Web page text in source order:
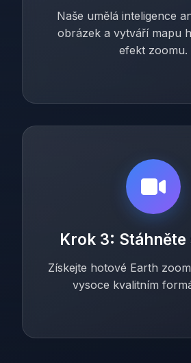
Naše umělá inteligence
obrázek a vytváří mapu
efekt zoomu.
Krok 3: Stáhněte
Získejte hotové Earth
vysoce kvalitním